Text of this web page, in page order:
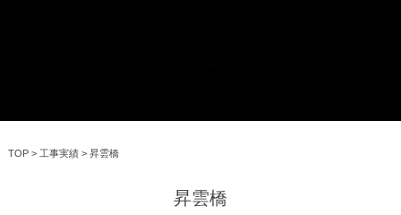
TOP> 工事実績> 昇雲橋
昇雲橋